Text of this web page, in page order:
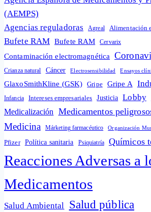
(AEMPS)
Agencias reguladoras
Agreal Alimentación
Bufete RAM Bufete RAM Cervarix
Contaminación electromagnética
Crianza natural Cáncer Electrosensibilidad Ensayos
GlaxoSmithKline (GSK) Gripe Gripe A
Infancia Intereses empresariales Justicia Lobby
Medicalización Medicamentos
Medicina Márketing farmacéutico Organización
Pfizer Política sanitaria Psiquiatría Químicos
Reacciones Adversas a
Medicamentos
Salud Ambiental Salud pública